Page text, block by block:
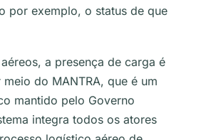
por exemplo, o status de que
a presença de carga é
do MANTRA, que é um
mantido pelo Governo
integra todos os atores